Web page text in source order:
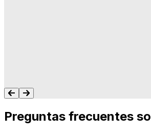
Preguntas frecuentes